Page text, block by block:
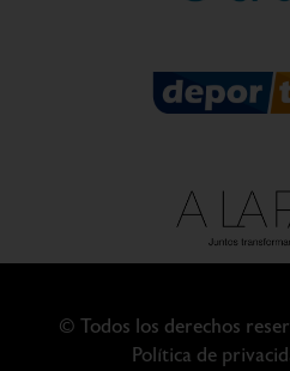
© Todos los derechos
Política de